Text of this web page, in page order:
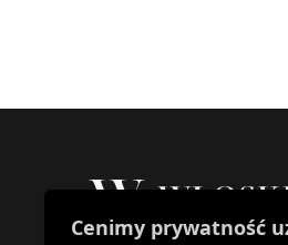
Cenimy prywatność